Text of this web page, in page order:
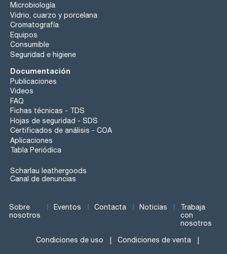
Microbiología
Vidrio, cuarzo y porcelana
Cromatografía
Equipos
Consumible
Seguridad e higiene
Documentación
Publicaciones
Videos
FAQ
Fichas técnicas - TDS
Hojas de seguridad - SDS
Certificados de análisis - COA
Aplicaciones
Tabla Periódica
Scharlau leathergoods
Canal de denuncias
Sobre
nosotros
Eventos Contacta Noticias
Trabaja
con
nosotros
Condiciones de uso Condiciones de venta